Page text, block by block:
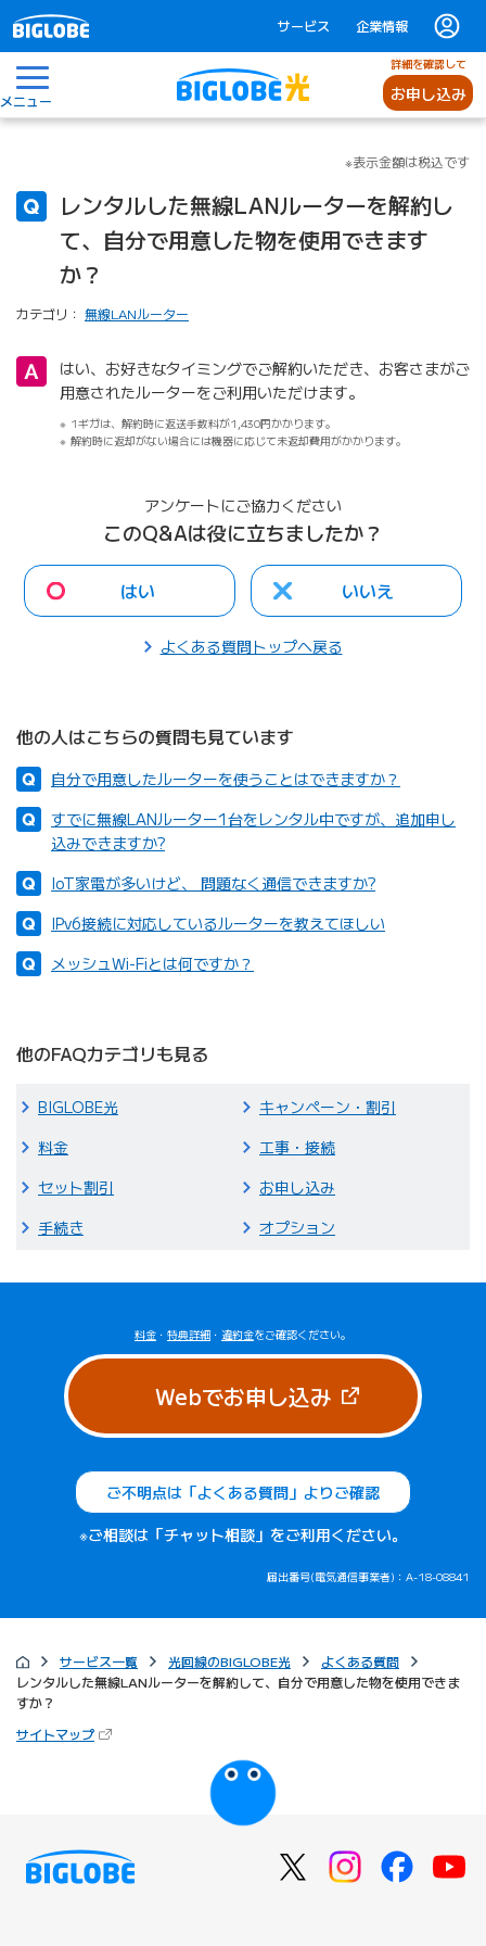
サービス 企業情報
メニュー
詳細を確認して
お申し込み
※表示金額は税込です
レンタルした無線LANルーターを解約し
て、自分で用意した物を使用できます
か？
カテゴリ： 無線LANルーター
はい、お好きなタイミングでご解約いただき、お客さまがご
用意されたルーターをご利用いただけます。
1ギガは、解約時に返送手数料が1,430円かかります。
解約時に返却がない場合には機器に応じて未返却費⽤がかかります。
アンケートにご協力ください
このQ&Aは役に立ちましたか？
はい いいえ
よくある質問トップへ戻る
他の人はこちらの質問も見ています
自分で用意したルーターを使うことはできますか？
すでに無線LANルーター1台をレンタル中ですが、追加申し
込みできますか?
IoT家電が多いけど、 問題なく通信できますか?
IPv6接続に対応しているルーターを教えてほしい
メッシュWi-Fiとは何ですか？
他のFAQカテゴリも見る
BIGLOBE光
キャンペーン・割引
料金
工事・接続
セット割引
お申し込み
手続き
オプション
料金 ・ 特典詳細 ・ 違約金をご確認ください。
Webでお申し込み（新しいタブ
ご不明点は「よくある質問」よりご確認
※ご相談は「チャット相談」をご利用ください。
届出番号(電気通信事業者)：A-18-08841
サービス一覧 光回線のBIGLOBE光
よくある質問
レンタルした無線LANルーターを解約して、自分で用意した物を使用できま
すか？
サイトマップ（新しいタブで開きます）
びっぷるのページ